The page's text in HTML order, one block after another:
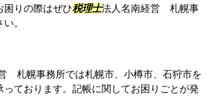
困りの際はぜひ税理士法人名南経営 札幌事
。
札幌事務所では札幌市、小樽市、石狩市を
っております。記帳に関してお困りごとが発